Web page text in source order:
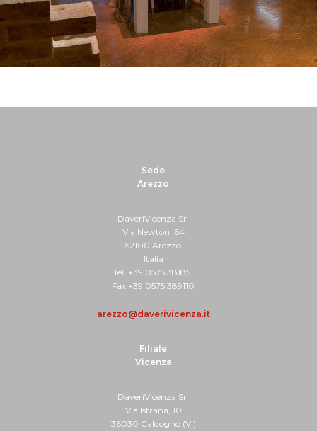
Sede
Arezzo
DaveriVicenza Srl
Via Newton, 64
52100 Arezzo
Italia
Tel. +39 0575 381851
Fax +39 0575 389110
arezzo@daverivicenza.it
Filiale
Vicenza
DaveriVicenza Srl
Via Istrana, 10
36030 Caldogno (VI)